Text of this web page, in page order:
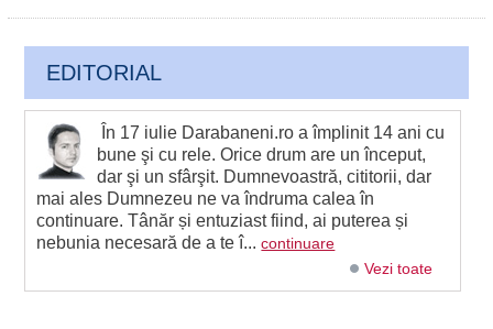
EDITORIAL
În 17 iulie Darabaneni.ro a împlinit 14 ani cu
bune şi cu rele. Orice drum are un început,
dar şi un sfârşit. Dumnevoastră, cititorii, dar
mai ales Dumnezeu ne va îndruma calea în
continuare. Tânăr și entuziast fiind, ai puterea și
nebunia necesară de a te î...continuare
Vezi toate